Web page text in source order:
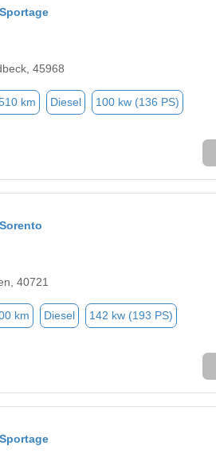
45968
km Diesel 100 kw (136 PS)
40721
km Diesel 142 kw (193 PS)